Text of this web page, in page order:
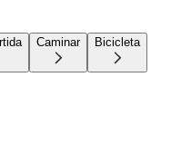
Caminar Bicicleta